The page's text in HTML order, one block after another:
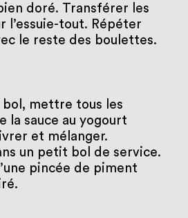
doré. Transférer les
l’essuie-tout. Répéter
le reste des boulettes.
bol, mettre tous les
la sauce au yogourt
et mélanger.
un petit bol de service.
pincée de piment